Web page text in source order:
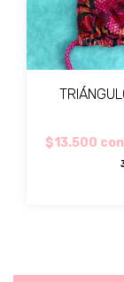
$13.500 con